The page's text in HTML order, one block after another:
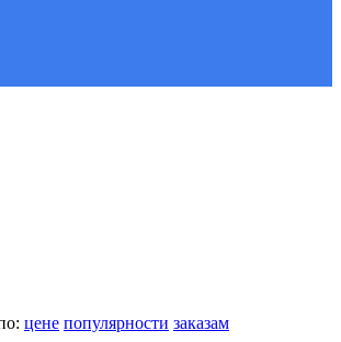
цене популярности заказам